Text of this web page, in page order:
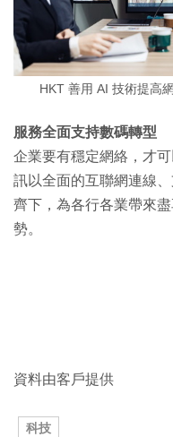
HKT 善用 AI 技術提高
服務全面支持數碼轉型
企業要有穩定網絡，才
訊以全面的互聯網連線
齊下，為各行各業帶來
勢。
資料由客戶提供
科技